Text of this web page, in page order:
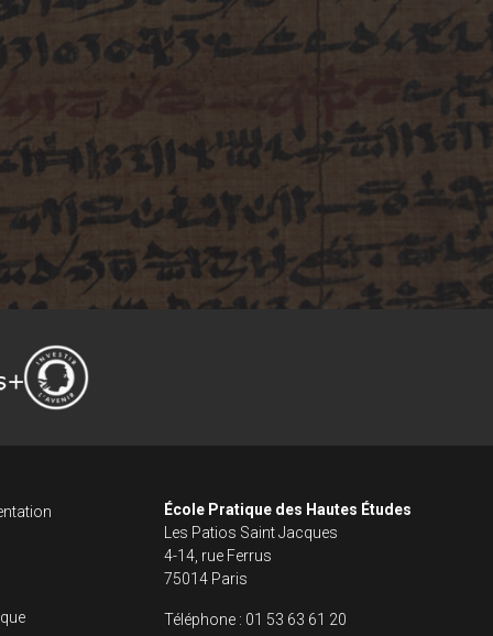
dans le
footerÉcole Pratique des Hautes Études
Les Patios Saint Jacques
4-14, rue Ferrus
75014 Paris
Téléphone : 01 53 63 61 20